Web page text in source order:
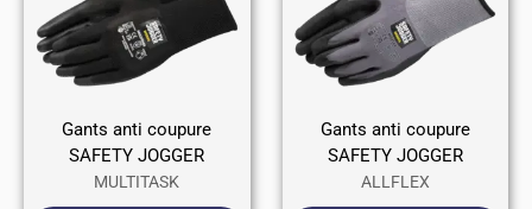
Gants anti coupure
SAFETY JOGGER
MULTITASK
Gants anti coupure
SAFETY JOGGER
ALLFLEX